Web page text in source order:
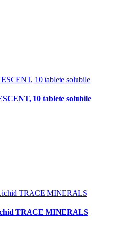
10 tablete solubile
TRACE MINERALS